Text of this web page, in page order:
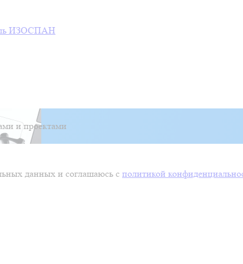
ИЗОСПАН
и проектами
данных и соглашаюсь с политикой